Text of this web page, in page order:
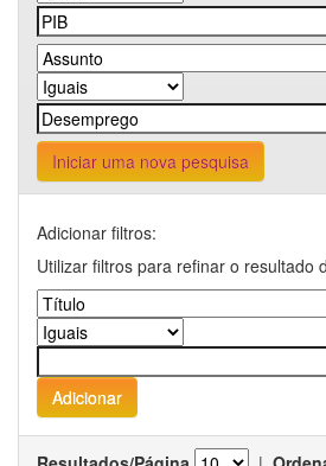
Iniciar uma nova pesquisa
Adicionar filtros:
Utilizar filtros para refinar o resultado